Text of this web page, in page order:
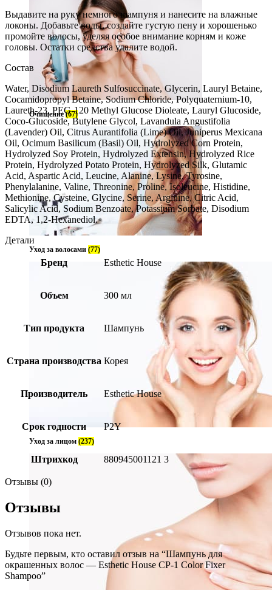
Очищение(67)
Уход за волосами (77)
Уход за лицом (237)
Выдавите на руку немного шампуня и нанесите на влажные
локоны. Добавьте воды, создайте густую пену и хорошенько
промойте волосы, уделяя особое внимание корням и коже
головы. Остатки средства удалите водой.
Состав
Water, Disodium Laureth Sulfosuccinate, Glycerin, Lauryl Betaine,
Cocamidopropyl Betaine, Sodium Chloride, Polyquaternium-10,
Laureth-23, PEG-120 Methyl Glucose Dioleate, Lauryl Glucoside,
Coco-Glucoside, Butylene Glycol, Lavandula Angustifolia
(Lavender) Oil, Citrus Aurantifolia (Lime) Oil, Juniperus Mexicana
Oil, Ocimum Basilicum (Basil) Oil, Hydrolyzed Corn Protein,
Hydrolyzed Soy Protein, Hydrolyzed Extensin, Hydrolyzed Rice
Protein, Hydrolyzed Potato Protein, Hydrolyzed Silk, Glutamic
Acid, Aspartic Acid, Leucine, Alanine, Lysine, Tyrosine,
Phenylalanine, Valine, Threonine, Proline, Isoleucine, Histidine,
Methionine, Cysteine, Glycine, Serine, Arginine, Citric Acid,
Salicylic Acid, Sodium Benzoate, Potassium Sorbate, Disodium
EDTA, 1,2-Hexanediol.
Детали
Бренд Esthetic House
Объем 300 мл
Тип продукта Шампунь
Страна производства Корея
Производитель Esthetic House
Срок годности P2Y
Штрихкод 880945001121 3
Отзывы (0)
Отзывы
Отзывов пока нет.
Будьте первым, кто оставил отзыв на “Шампунь для
окрашенных волос — Esthetic House CP-1 Color Fixer
Shampoo”